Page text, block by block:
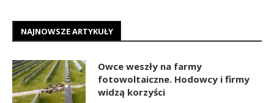
NAJNOWSZE ARTYKUŁY
Owce weszły na farmy
fotowoltaiczne. Hodowcy i firmy
widzą korzyści